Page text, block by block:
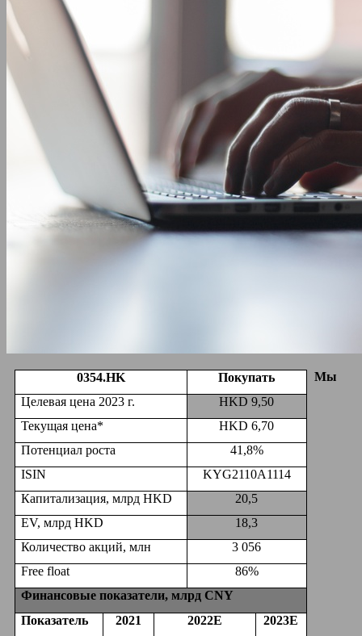
0354.HK
Покупать
Целевая цена 2023 г.
HKD 9,50
Текущая цена*
HKD 6,70
Потенциал роста
41,8%
ISIN
KYG2110A1114
Капитализация, млрд HKD
20,5
EV, млрд HKD
18,3
Количество акций, млн
3 056
Free float
86%
Финансовые показатели, млрд CNY
Показатель
2021 2022Е 2023E
Мы